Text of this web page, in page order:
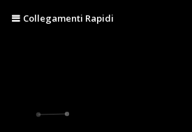
Collegamenti Rapidi